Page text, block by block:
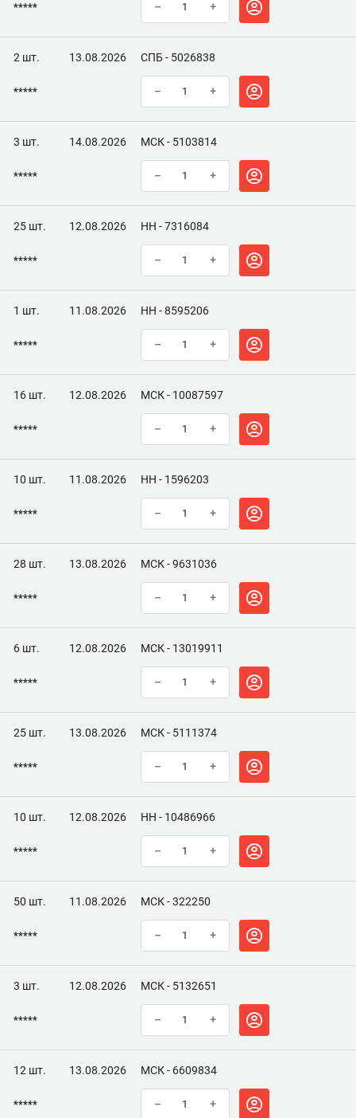
***** – +
2 шт. 13.08.2026 СПБ - 5026838
***** – +
3 шт. 14.08.2026 МСК - 5103814
***** – +
25 шт. 12.08.2026 НН - 7316084
***** – +
1 шт. 11.08.2026 НН - 8595206
***** – +
16 шт. 12.08.2026 МСК - 10087597
***** – +
10 шт. 11.08.2026 НН - 1596203
***** – +
28 шт. 13.08.2026 МСК - 9631036
***** – +
6 шт. 12.08.2026 МСК - 13019911
***** – +
25 шт. 13.08.2026 МСК - 5111374
***** – +
10 шт. 12.08.2026 НН - 10486966
***** – +
50 шт. 11.08.2026 МСК - 322250
***** – +
3 шт. 12.08.2026 МСК - 5132651
***** – +
12 шт. 13.08.2026 МСК - 6609834
***** – +